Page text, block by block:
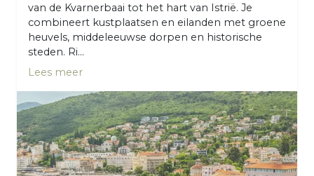
van de Kvarnerbaai tot het hart van Istrië. Je
combineert kustplaatsen en eilanden met groene
heuvels, middeleeuwse dorpen en historische
steden. Ri...
Lees meer